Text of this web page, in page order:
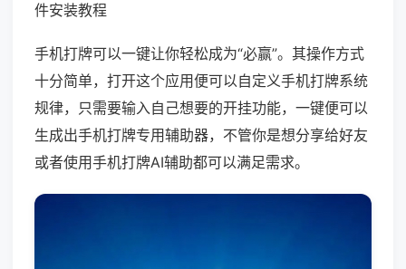
件安装教程
手机打牌可以一键让你轻松成为“必赢”。其操作方式
十分简单，打开这个应用便可以自定义手机打牌系统
规律，只需要输入自己想要的开挂功能，一键便可以
生成出手机打牌专用辅助器，不管你是想分享给好友
或者使用手机打牌AI辅助都可以满足需求。